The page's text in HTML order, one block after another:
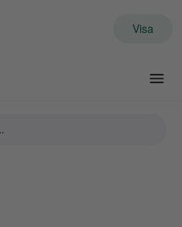
Visa